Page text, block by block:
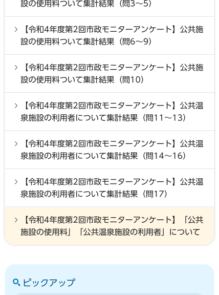
設の使用料ついて集計結果（問3～5）
【令和4年度第2回市政モニターアンケート】公共施
設の使用料ついて集計結果（問6～9）
【令和4年度第2回市政モニターアンケート】公共施
設の使用料ついて集計結果（問10）
【令和4年度第2回市政モニターアンケート】公共温
泉施設の利用者について集計結果（問11～13）
【令和4年度第2回市政モニターアンケート】公共温
泉施設の利用者について集計結果（問14～16）
【令和4年度第2回市政モニターアンケート】公共温
泉施設の利用者について集計結果（問17）
【令和4年度第2回市政モニターアンケート】「公共
施設の使用料」「公共温泉施設の利用者」について
ピックアップ